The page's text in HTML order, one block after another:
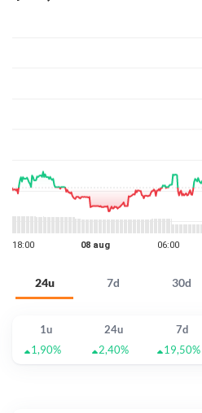
24u 7d 30d
1u 24u 7d
1,90%
2,40% 19,50%